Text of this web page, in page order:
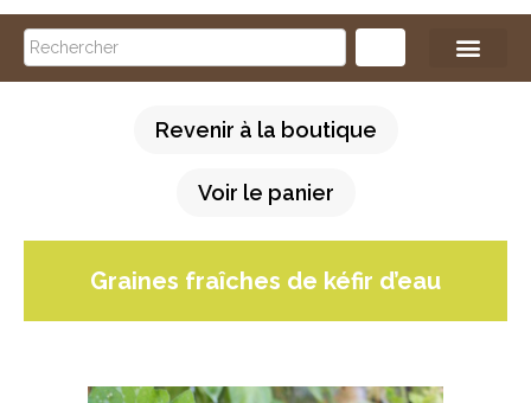
Search
Revenir à la boutique
Voir le panier
Graines fraîches de kéfir d’eau